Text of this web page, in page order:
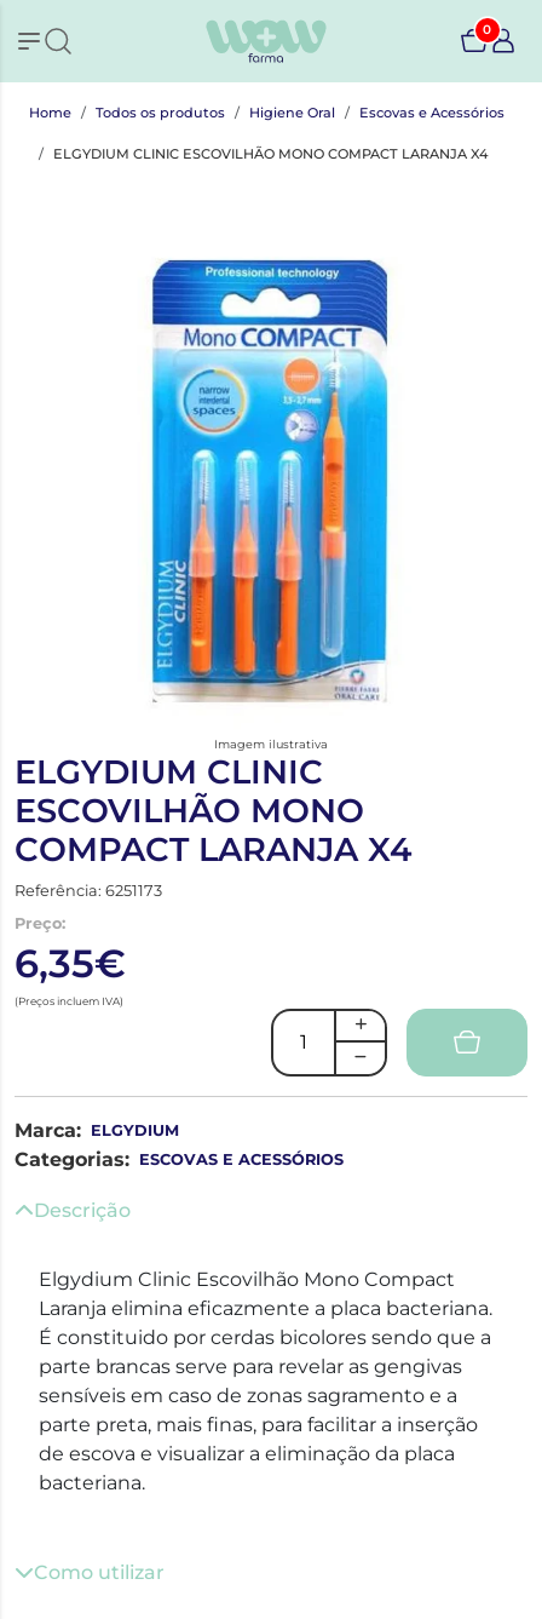
0
Home Todos os produtos Higiene Oral Escovas e Acessórios
ELGYDIUM CLINIC ESCOVILHÃO MONO COMPACT LARANJA X4
Imagem ilustrativa
ELGYDIUM CLINIC
ESCOVILHÃO MONO
COMPACT LARANJA X4
Referência: 6251173
Preço:
6,35€
(Preços incluem IVA)
Marca: ELGYDIUM
Categorias: ESCOVAS E ACESSÓRIOS
Descrição
Elgydium Clinic Escovilhão Mono Compact
Laranja elimina eficazmente a placa bacteriana.
É constituido por cerdas bicolores sendo que a
parte brancas serve para revelar as gengivas
sensíveis em caso de zonas sagramento e a
parte preta, mais finas, para facilitar a inserção
de escova e visualizar a eliminação da placa
bacteriana.
Como utilizar